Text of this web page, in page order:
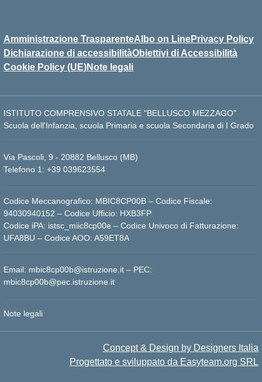
Amministrazione TrasparenteAlbo on LinePrivacy Policy
Dichiarazione di accessibilitàObiettivi di Accessibilità
Cookie Policy (UE)Note legali
ISTITUTO COMPRENSIVO STATALE "BELLUSCO MEZZAGO"
Scuola dell'Infanzia, scuola Primaria e scuola Secondaria di I Grado
Via Pascoli, 9 - 20882 Bellusco (MB)
Telefono 1: +39 039623554
Codice Meccanografico: MBIC8CP00B – Codice Fiscale:
94030940152 – Codice Ufficio: HXB3FP
Codice iPA: istsc_miic8cp00e – Codice Univoco di Fatturazione:
UFA8BU – Codice AOO: A59ET8A
Email: mbic8cp00b@istruzione.it – PEC:
mbic8cp00b@pec.istruzione.it
Note legali
Concept & Design by Designers Italia
Progettato e sviluppato da Easyteam.org SRL